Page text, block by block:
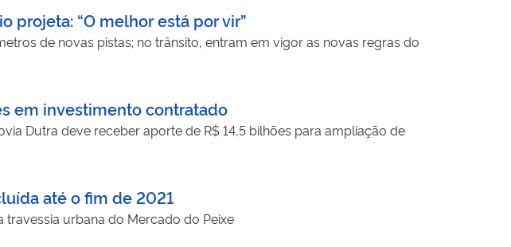
projeta: “O melhor está por vir”
de novas pistas; no trânsito, entram em vigor as novas regras do
em investimento contratado
Dutra deve receber aporte de R$ 14,5 bilhões para ampliação de
até o fim de 2021
urbana do Mercado do Peixe